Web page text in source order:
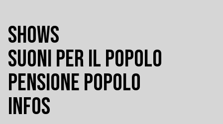
SHOWS
SUONI PER IL POPOLO
PENSIONE POPOLO
INFOS